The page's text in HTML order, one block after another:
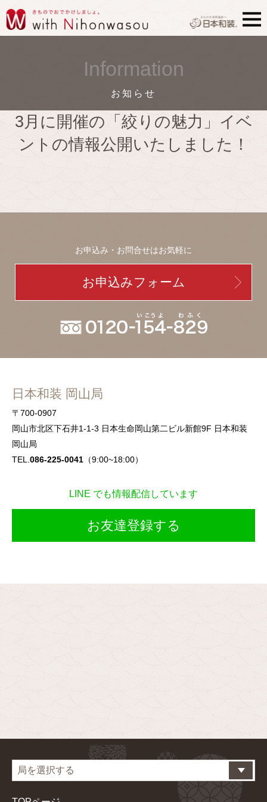
Information
お知らせ
3月に開催の「絞りの魅力」イベ
ントの情報公開いたしました！
お申込み・お問合せはお気軽に
お申込みフォーム
日本和装 岡山局
〒700-0907
岡山市北区下石井1-1-3 日本生命岡山第二ビル新館9F 日本和装
岡山局
TEL. 086-225-0041 （9:00~18:00）
LINE でも情報配信しています
お友達登録する